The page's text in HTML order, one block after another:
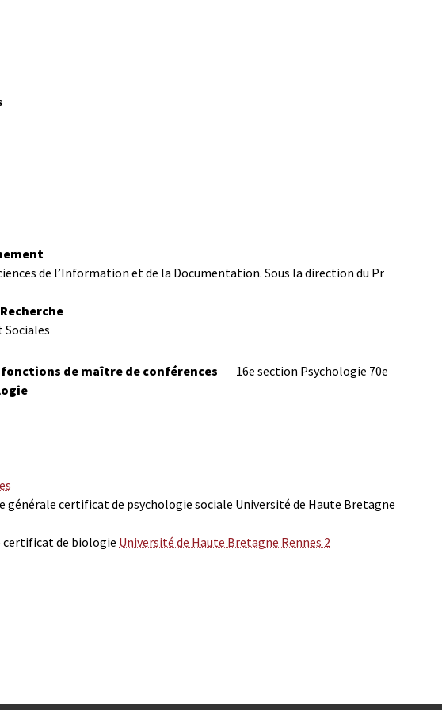
de l’Information et de la Documentation. Sous la direction du Pr
Sociales
de maître de conférences 16e section Psychologie 70e
générale certificat de psychologie sociale Université de Haute Bretagne
certificat de biologie Université de Haute Bretagne Rennes 2